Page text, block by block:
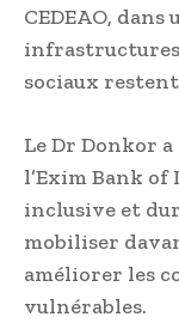
CEDEAO,
sociaux
Le Dr Donkor
l’Exim Bank of
inclusive et
mobiliser
améliorer les
vulnérables.